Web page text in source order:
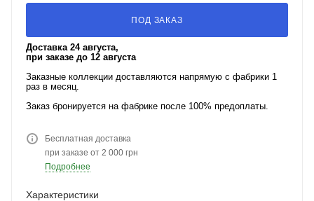
ПОД ЗАКАЗ
Доставка 24 августа,
при заказе до 12 августа
Заказные коллекции доставляются напрямую с фабрики 1
раз в месяц.
Заказ бронируется на фабрике после 100% предоплаты.
Бесплатная доставка
при заказе от 2 000 грн
Подробнее
Характеристики